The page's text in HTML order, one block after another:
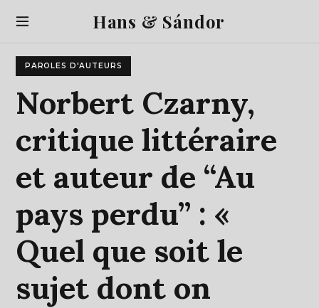
Hans & Sándor
PAROLES D'AUTEURS
Norbert Czarny,
critique littéraire
et auteur de “Au
pays perdu” : «
Quel que soitle
sujet dont on